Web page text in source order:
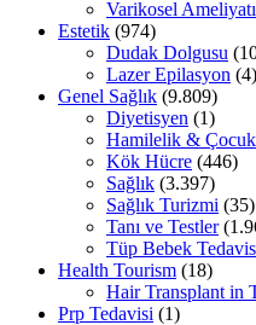
Varikosel Ameliyatı
Estetik (974)
Dudak Dolgusu
Lazer Epilasyon (4)
Genel Sağlık (9.809)
Diyetisyen (1)
Hamilelik & Çocuk
Kök Hücre (446)
Sağlık (3.397)
Sağlık Turizmi (35)
Tanı ve Testler
Tüp Bebek
Health Tourism (18)
Hair Transplant in
Prp Tedavisi (1)